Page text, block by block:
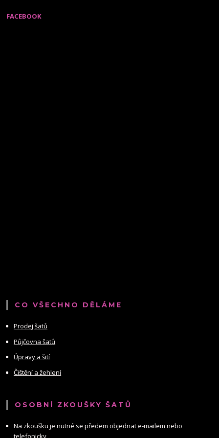
FACEBOOK
CO VŠECHNO DĚLÁME
Prodej šatů
Půjčovna šatů
Úpravy a šití
Čištění a žehlení
OSOBNÍ ZKOUŠKY ŠATŮ
Na zkoušku je nutné se předem objednat e-mailem nebo
telefonicky